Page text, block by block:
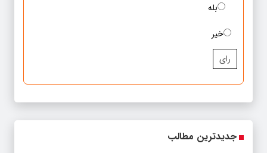
بله
خیر
رای
جدیدترین مطالب